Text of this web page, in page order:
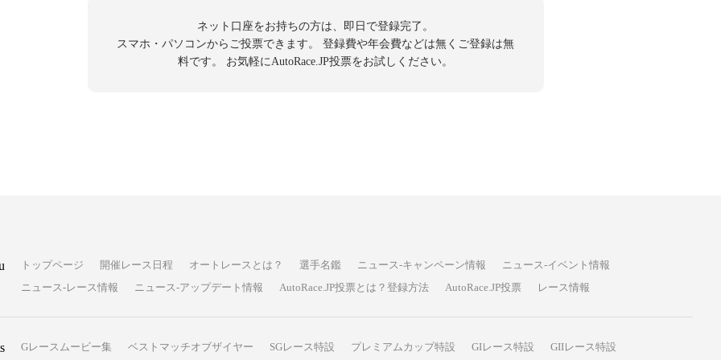
ネット口座をお持ちの方は、即日で登録完了。
スマホ・パソコンからご投票できます。
登録費や年会費などは無くご登録は無
料です。
お気軽にAutoRace.JP投票をお試しください。
トップページ 開催レース日程 オートレースとは？ 選手名鑑 ニュース-キャンペーン情報
ニュース-イベント情報
ニュース-レース情報
ニュース-アップデート情報 AutoRace.JP投票とは？登録方法 AutoRace.JP投票 レース情報
Gレースムービー集 ベストマッチオブザイヤー SGレース特設 プレミアムカップ特設 GIレース特設 GIIレース特設